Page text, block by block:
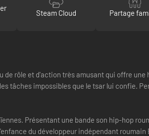
Steam Cloud Partage
rôle et d'action très amusant qui offre
tâches impossibles que le tsar lui confie.
Présentant une bande son hip-hop
du développeur indépendant